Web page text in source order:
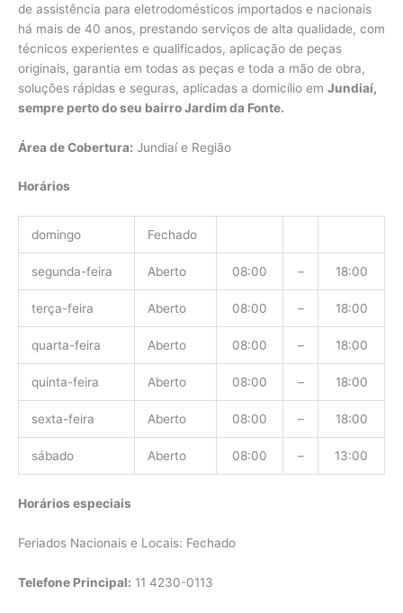
de assistência para eletrodomésticos importados e nacionais
há mais de 40 anos, prestando serviços de alta qualidade, com
técnicos experientes e qualificados, aplicação de peças
originais, garantia em todas as peças e toda a mão de obra,
soluções rápidas e seguras, aplicadas a domicílio em Jundiaí,
sempre perto do seu bairro Jardim da Fonte.
Área de Cobertura: Jundiaí e Região
Horários
domingo Fechado
segunda-feira Aberto 08:00 – 18:00
terça-feira Aberto 08:00 – 18:00
quarta-feira Aberto 08:00 – 18:00
quinta-feira Aberto 08:00 – 18:00
sexta-feira Aberto 08:00 – 18:00
sábado Aberto 08:00 – 13:00
Horários especiais
Feriados Nacionais e Locais: Fechado
Telefone Principal: 11 4230-0113